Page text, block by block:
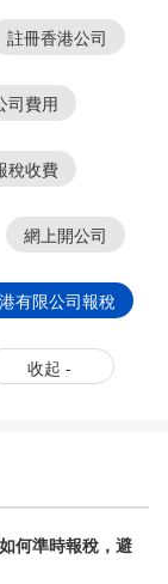
註冊香港公司
司費用
稅收費
網上開公司
有限公司報稅
收起 -
何準時報稅，避